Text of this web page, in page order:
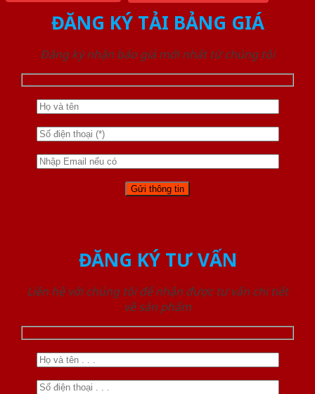
ĐĂNG KÝ TẢI BẢNG GIÁ
Đăng ký nhận báo giá mới nhất từ chúng tôi
ĐĂNG KÝ TƯ VẤN
Liên hệ với chúng tôi để nhận được tư vấn chi tiết
về sản phẩm